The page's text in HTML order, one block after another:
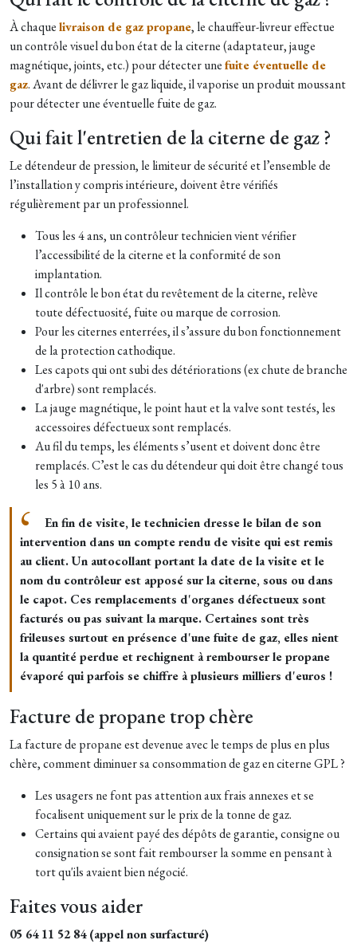
À chaquelivraison de gaz propane, le chauffeur-livreur effectue
un contrôle visuel du bon état de la citerne (adaptateur, jauge
magnétique, joints, etc.) pour détecter unefuite éventuelle de
gaz. Avant de délivrer le gaz liquide, il vaporise un produit moussant
pour détecter une éventuelle fuite de gaz.
Qui fait l'entretien de la citerne de gaz ?
Le détendeur de pression, le limiteur de sécurité et l’ensemble de
l’installation y compris intérieure, doivent être vérifiés
régulièrement par un professionnel.
Tous les 4 ans, un contrôleur technicien vient vérifier
l’accessibilité de la citerne et la conformité de son
implantation.
Il contrôle le bon état du revêtement de la citerne, relève
toute défectuosité, fuite ou marque de corrosion.
Pour les citernes enterrées, il s’assure du bon fonctionnement
de la protection cathodique.
Les capots qui ont subi des détériorations (ex chute de branche
d'arbre) sont remplacés.
La jauge magnétique, le point haut et la valve sont testés, les
accessoires défectueux sont remplacés.
Au fil du temps, les éléments s’usent et doivent donc être
remplacés. C’est le cas du détendeur qui doit être changé tous
les 5 à 10 ans.
En fin de visite, le technicien dresse le bilan de son
intervention dans un compte rendu de visite qui est remis
au client. Un autocollant portant la date de la visite et le
nom du contrôleur est apposé sur la citerne, sous ou dans
le capot. Ces remplacements d'organes défectueux sont
facturés ou pas suivant la marque. Certaines sont très
frileuses surtout en présence d'une fuite de gaz, elles nient
la quantité perdue et rechignent à rembourser le propane
évaporé qui parfois se chiffre à plusieurs milliers d'euros !
Facture de propane trop chère
La facture de propane est devenue avec le temps de plus en plus
chère, comment diminuer sa consommation de gaz en citerne GPL ?
Les usagers ne font pas attention aux frais annexes et se
focalisent uniquement sur le prix de la tonne de gaz.
Certains qui avaient payé des dépôts de garantie, consigne ou
consignation se sont fait rembourser la somme en pensant à
tort qu'ils avaient bien négocié.
Faites vous aider
05 64 11 52 84 (appel non surfacturé)